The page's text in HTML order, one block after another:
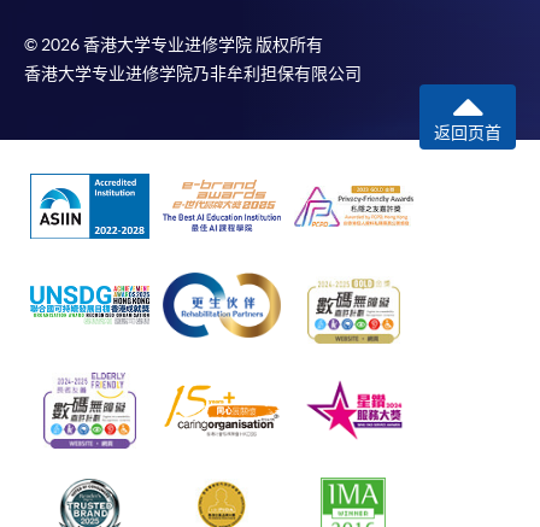
© 2026 香港大学专业进修学院 版权所有
香港大学专业进修学院乃非牟利担保有限公司
返回页首